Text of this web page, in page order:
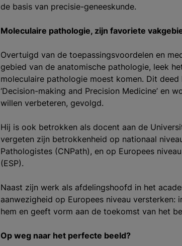
de basis van precisie-geneeskunde.
Moleculaire pathologie, zijn favoriete
Overtuigd van de toepassingsvoordelen en
gebied van de anatomische pathologie, leek
moleculaire pathologie moest komen. Dit
‘Decision-making and Precision Medicine’ en
willen verbeteren, gevolgd.
Hij is ook betrokken als docent aan de
vergeten zijn betrokkenheid op nationaal
Pathologistes (CNPath), en op Europees
(ESP).
Naast zijn werk als afdelingshoofd in het
aanwezigheid op Europees niveau versterken:
hem en geeft vorm aan de toekomst van het
Op weg naar het perfecte beeld?